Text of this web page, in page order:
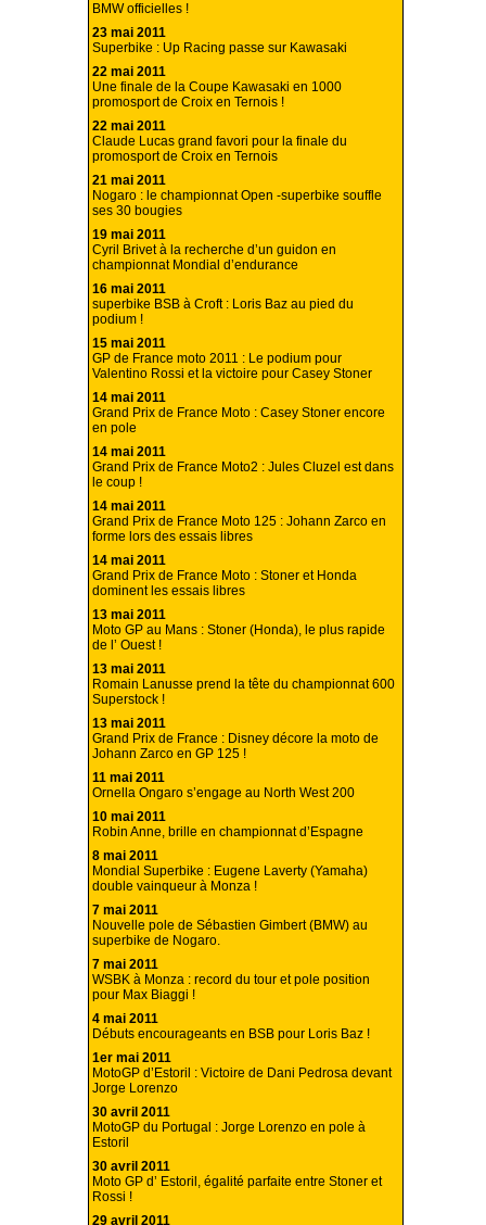
BMW officielles !
23 mai 2011
Superbike : Up Racing passe sur Kawasaki
22 mai 2011
Une finale de la Coupe Kawasaki en 1000
promosport de Croix en Ternois !
22 mai 2011
Claude Lucas grand favori pour la finale du
promosport de Croix en Ternois
21 mai 2011
Nogaro : le championnat Open -superbike souffle
ses 30 bougies
19 mai 2011
Cyril Brivet à la recherche d’un guidon en
championnat Mondial d’endurance
16 mai 2011
superbike BSB à Croft : Loris Baz au pied du
podium !
15 mai 2011
GP de France moto 2011 : Le podium pour
Valentino Rossi et la victoire pour Casey Stoner
14 mai 2011
Grand Prix de France Moto : Casey Stoner encore
en pole
14 mai 2011
Grand Prix de France Moto2 : Jules Cluzel est dans
le coup !
14 mai 2011
Grand Prix de France Moto 125 : Johann Zarco en
forme lors des essais libres
14 mai 2011
Grand Prix de France Moto : Stoner et Honda
dominent les essais libres
13 mai 2011
Moto GP au Mans : Stoner (Honda), le plus rapide
de l’ Ouest !
13 mai 2011
Romain Lanusse prend la tête du championnat 600
Superstock !
13 mai 2011
Grand Prix de France : Disney décore la moto de
Johann Zarco en GP 125 !
11 mai 2011
Ornella Ongaro s’engage au North West 200
10 mai 2011
Robin Anne, brille en championnat d’Espagne
8 mai 2011
Mondial Superbike : Eugene Laverty (Yamaha)
double vainqueur à Monza !
7 mai 2011
Nouvelle pole de Sébastien Gimbert (BMW) au
superbike de Nogaro.
7 mai 2011
WSBK à Monza : record du tour et pole position
pour Max Biaggi !
4 mai 2011
Débuts encourageants en BSB pour Loris Baz !
1er mai 2011
MotoGP d’Estoril : Victoire de Dani Pedrosa devant
Jorge Lorenzo
30 avril 2011
MotoGP du Portugal : Jorge Lorenzo en pole à
Estoril
30 avril 2011
Moto GP d’ Estoril, égalité parfaite entre Stoner et
Rossi !
29 avril 2011